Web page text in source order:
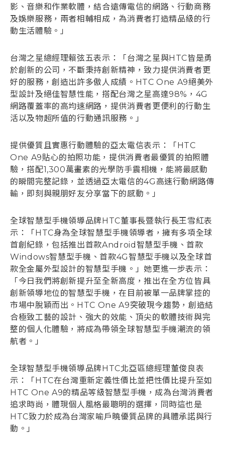
影、音樂和作業軟體，結合遠傳電信的網路、行動商務
及娛樂服務，兩者相輔相成，為消費者打造精品級的行
動生活體驗。」
台灣之星總經理賴弦五表示：「台灣之星與HTC皆是勇
於創新的公司，不斷秉持創新精神，致力提供消費者更
好的服務，創造出許多傲人成績。HTC One A9絕美外
型設計及絕佳智慧性能，搭配台灣之星高達98%，4G
網路覆蓋率的高均速網路，提供消費者更便利的行動生
活以及物超所值的行動通訊服務。」
提供優質且實惠行動體驗的亞太電信表示：「HTC
One A9貼心的拍照功能，提供消費者最優質的拍照體
驗，搭配1,300萬畫素的光學防手震相機，能將最感動
的瞬間完整記錄，並透過亞太電信的4G高速行動網路傳
輸，即刻與親朋好友分享當下的感動。」
全球智慧型手機領導品牌HTC董事長暨執行長王雪紅表
示：「HTC身為全球智慧型手機領導者，擁有多項全球
首創紀錄，包括推出首款Android智慧型手機、首款
Windows智慧型手機、首款4G智慧型手機以及全球首
款全金屬外型設計的智慧型手機。」她更進一步表示：
「今日我們將創新提升至全新高度，推出在全方位皆具
創新領導地位的智慧型手機，在目前被單一品牌掌控的
市場中脫穎而出。HTC One A9突破現今趨勢，創造結
合極致工藝的設計、強大的效能、頂尖的軟體技術與完
整的個人化體驗，將成為帶領全球智慧型手機潮流的領
航者。」
全球智慧型手機領導品牌HTC北亞區總經理董俊良表
示：「HTC在台灣重新定義性價比並把性價比提升至如
HTC One A9的精品等級智慧型手機，成為台灣消費者
追求時尚，體現個人風格最聰明的選擇，同時這也是
HTC致力於成為台灣家喻戶曉優質品牌的具體承諾與行
動。」